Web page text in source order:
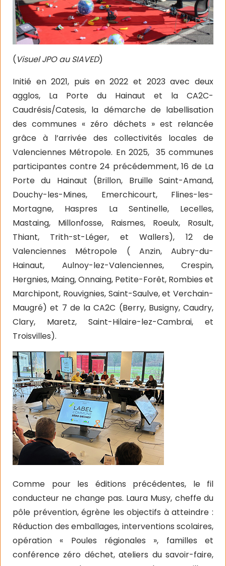
(Visuel JPO au SIAVED)
Initié en 2021, puis en 2022 et 2023 avec deux
agglos, La Porte du Hainaut et la CA2C-
Caudrésis/Catesis, la démarche de labellisation
des communes « zéro déchets » est relancée
grâce à l’arrivée des collectivités locales de
Valenciennes Métropole. En 2025, 35 communes
participantes contre 24 précédemment, 16 de La
Porte du Hainaut (Brillon, Bruille Saint-Amand,
Douchy-les-Mines, Emerchicourt, Flines-les-
Mortagne, Haspres La Sentinelle, Lecelles,
Mastaing, Millonfosse, Raismes, Roeulx, Rosult,
Thiant, Trith-st-Léger, et Wallers), 12 de
Valenciennes Métropole ( Anzin, Aubry-du-
Hainaut, Aulnoy-lez-Valenciennes, Crespin,
Hergnies, Maing, Onnaing, Petite-Forêt, Rombies et
Marchipont, Rouvignies, Saint-Saulve, et Verchain-
Maugré) et 7 de la CA2C (Berry, Busigny, Caudry,
Clary, Maretz, Saint-Hilaire-lez-Cambrai, et
Troisvilles).
Comme pour les éditions précédentes, le fil
conducteur ne change pas. Laura Musy, cheffe du
pôle prévention, égrène les objectifs à atteindre :
Réduction des emballages, interventions scolaires,
opération « Poules régionales », familles et
conférence zéro déchet, ateliers du savoir-faire,